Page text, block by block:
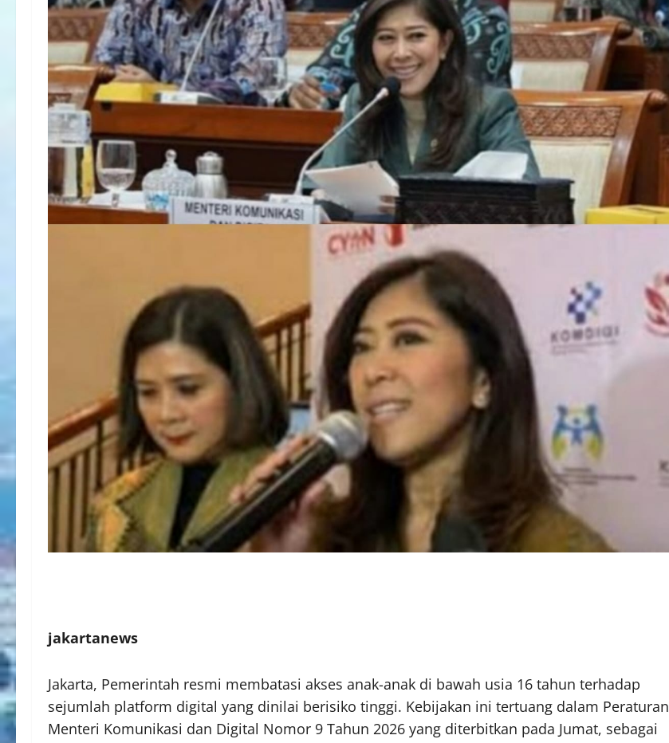
jakartanews
Jakarta, Pemerintah resmi membatasi akses anak-anak di bawah usia 16 tahun terhadap
sejumlah platform digital yang dinilai berisiko tinggi. Kebijakan ini tertuang dalam Peraturan
Menteri Komunikasi dan Digital Nomor 9 Tahun 2026 yang diterbitkan pada Jumat, sebagai